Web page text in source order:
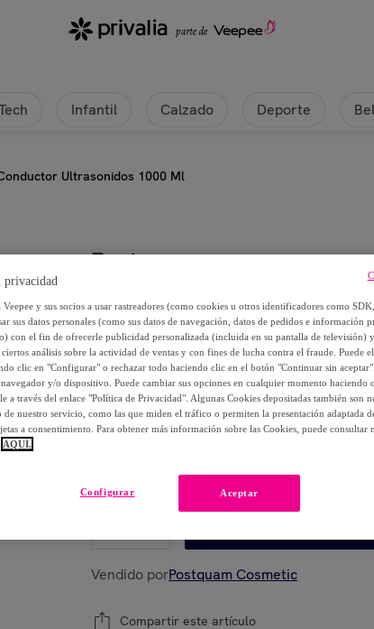
Infantil Calzado Deporte
Ultrasonidos 1000 Ml
Postquam
Gel Conductor Ultrasonidos 1000
5,49 €
18, €
-70 %
Modelo:
Vendido porPostquam Cosmetic
Compartir este artículo
privacidad
y sus socios a usar rastreadores (como cookies u otros identificadores como
sus datos personales (como sus datos de navegación, datos de pedidos e información
con el fin de ofrecerle publicidad personalizada (incluida en su pantalla de televisión)
análisis sobre la actividad de ventas y con fines de lucha contra el fraude. Puede
clic en "Configurar" o rechazar todo haciendo clic en el botón "Continuar sin
navegador y/o dispositivo. Puede cambiar sus opciones en cualquier momento haciendo
a través del enlace "Política de Privacidad". Algunas Cookies depositadas también son
nuestro servicio, como las que miden el tráfico o permiten la presentación adaptada
a consentimiento. Para obtener más información sobre las Cookies, puede consultar
AQUÍ.
Aceptar
Configurar